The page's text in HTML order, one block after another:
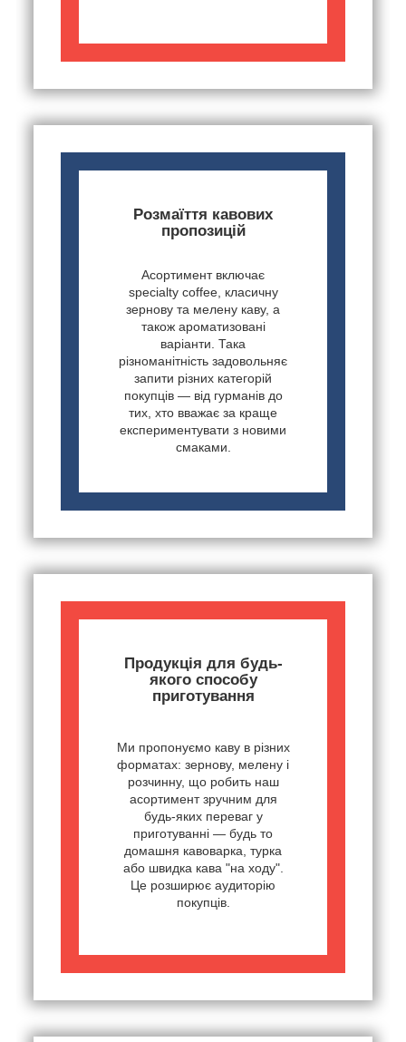
Розмаїття кавових
пропозицій
Асортимент включає
specialty coffee, класичну
зернову та мелену каву, а
також ароматизовані
варіанти. Така
різноманітність задовольняє
запити різних категорій
покупців — від гурманів до
тих, хто вважає за краще
експериментувати з новими
смаками.
Продукція для будь-
якого способу
приготування
Ми пропонуємо каву в різних
форматах: зернову, мелену і
розчинну, що робить наш
асортимент зручним для
будь-яких переваг у
приготуванні — будь то
домашня кавоварка, турка
або швидка кава "на ходу".
Це розширює аудиторію
покупців.